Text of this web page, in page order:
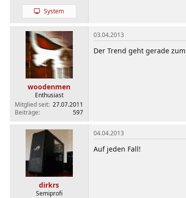
System
woodenmen
Enthusiast
Mitglied seit 27.07.2011
Beiträge
597
03.04.2013
Der Trend geht gerade zum
dirkrs
Semiprofi
04.04.2013
Auf jeden Fall!